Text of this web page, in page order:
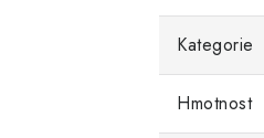
Kategorie
Hmotnost